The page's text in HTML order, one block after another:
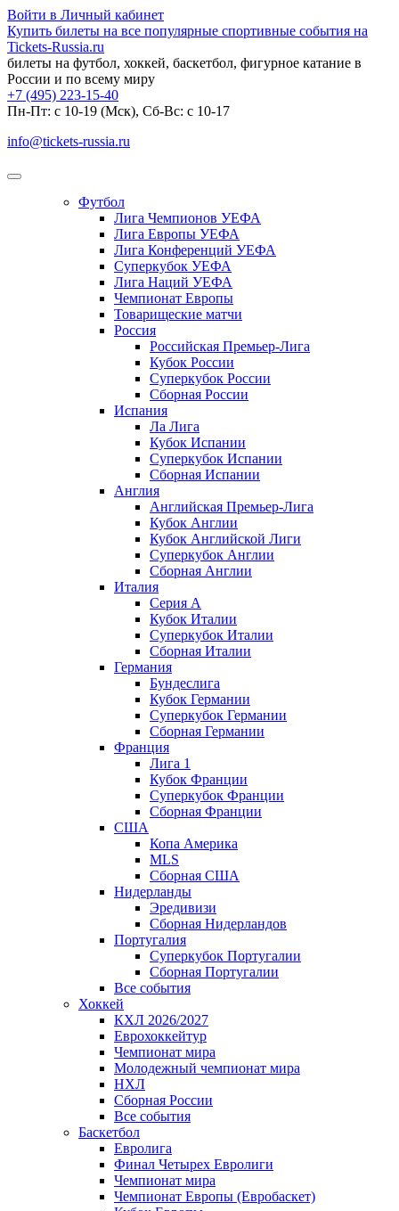
Войти в Личный кабинет
Купить билеты на все популярные спортивные события на
Tickets-Russia.ru
билеты на футбол, хоккей, баскетбол, фигурное катание в
России и по всему миру
+7 (495) 223-15-40
Пн-Пт: c 10-19 (Мск), Сб-Вс: с 10-17
info@tickets-russia.ru
Футбол
Лига Чемпионов УЕФА
Лига Европы УЕФА
Лига Конференций УЕФА
Суперкубок УЕФА
Лига Наций УЕФА
Чемпионат Европы
Товарищеские матчи
Россия
Российская Премьер-Лига
Кубок России
Суперкубок России
Сборная России
Испания
Ла Лига
Кубок Испании
Суперкубок Испании
Сборная Испании
Англия
Английская Премьер-Лига
Кубок Англии
Кубок Английской Лиги
Суперкубок Англии
Сборная Англии
Италия
Серия А
Кубок Италии
Суперкубок Италии
Сборная Италии
Германия
Бундеслига
Кубок Германии
Суперкубок Германии
Сборная Германии
Франция
Лига 1
Кубок Франции
Суперкубок Франции
Сборная Франции
США
Копа Америка
MLS
Сборная США
Нидерланды
Эредивизи
Сборная Нидерландов
Португалия
Суперкубок Португалии
Сборная Португалии
Все события
Хоккей
КХЛ 2026/2027
Еврохоккейтур
Чемпионат мира
Молодежный чемпионат мира
НХЛ
Сборная России
Все события
Баскетбол
Евролига
Финал Четырех Евролиги
Чемпионат мира
Чемпионат Европы (Евробаскет)